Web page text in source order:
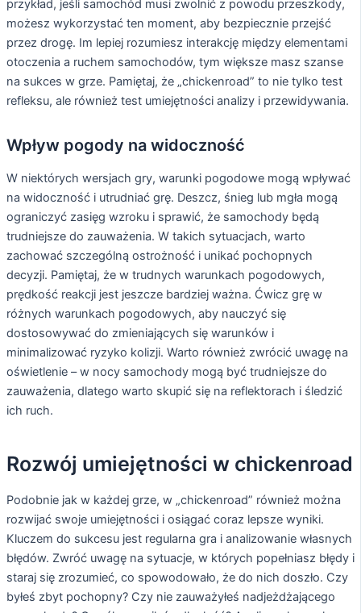
przykład, jeśli samochód musi zwolnić z powodu przeszkody,
możesz wykorzystać ten moment, aby bezpiecznie przejść
przez drogę. Im lepiej rozumiesz interakcję między elementami
otoczenia a ruchem samochodów, tym większe masz szanse
na sukces w grze. Pamiętaj, że „chickenroad” to nie tylko test
refleksu, ale również test umiejętności analizy i przewidywania.
Wpływ pogody na widoczność
W niektórych wersjach gry, warunki pogodowe mogą wpływać
na widoczność i utrudniać grę. Deszcz, śnieg lub mgła mogą
ograniczyć zasięg wzroku i sprawić, że samochody będą
trudniejsze do zauważenia. W takich sytuacjach, warto
zachować szczególną ostrożność i unikać pochopnych
decyzji. Pamiętaj, że w trudnych warunkach pogodowych,
prędkość reakcji jest jeszcze bardziej ważna. Ćwicz grę w
różnych warunkach pogodowych, aby nauczyć się
dostosowywać do zmieniających się warunków i
minimalizować ryzyko kolizji. Warto również zwrócić uwagę na
oświetlenie – w nocy samochody mogą być trudniejsze do
zauważenia, dlatego warto skupić się na reflektorach i śledzić
ich ruch.
Rozwój umiejętności w chickenroad
Podobnie jak w każdej grze, w „chickenroad” również można
rozwijać swoje umiejętności i osiągać coraz lepsze wyniki.
Kluczem do sukcesu jest regularna gra i analizowanie własnych
błędów. Zwróć uwagę na sytuacje, w których popełniasz błędy i
staraj się zrozumieć, co spowodowało, że do nich doszło. Czy
byłeś zbyt pochopny? Czy nie zauważyłeś nadjeżdżającego